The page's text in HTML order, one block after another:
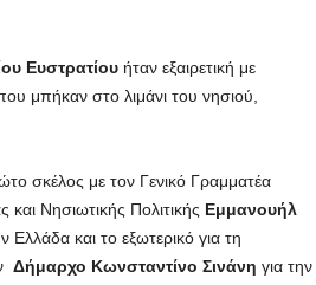
Ευστρατίουήταν εξαιρετική με
μπήκαν στο λιμάνι του νησιού,
σκέλος με τον Γενικό Γραμματέα
και Νησιωτικής Πολιτικής Εμμανουήλ
και το εξωτερικό για τη
Δήμαρχο Κωνσταντίνο Σινάνη για την